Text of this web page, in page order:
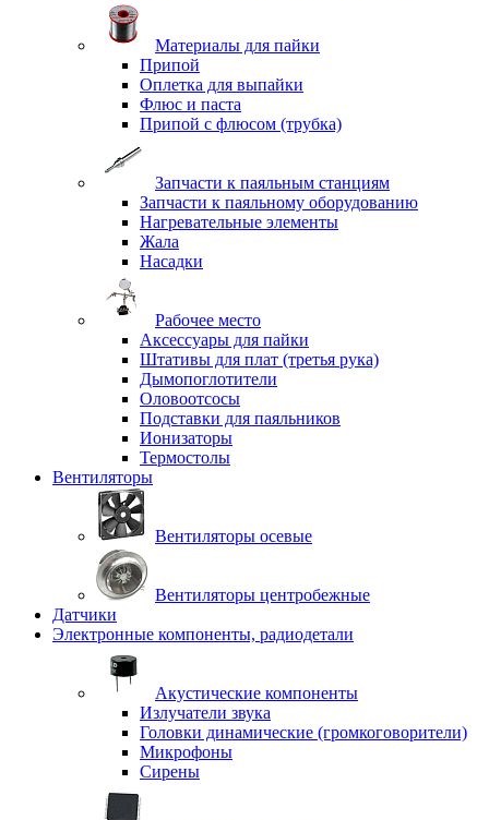
Материалы для пайки
Припой
Оплетка для выпайки
Флюс и паста
Припой с флюсом (трубка)
Запчасти к паяльным станциям
Запчасти к паяльному оборудованию
Нагревательные элементы
Жала
Насадки
Рабочее место
Аксессуары для пайки
Штативы для плат (третья рука)
Дымопоглотители
Оловоотсосы
Подставки для паяльников
Ионизаторы
Термостолы
Вентиляторы
Вентиляторы осевые
Вентиляторы центробежные
Датчики
Электронные компоненты, радиодетали
Акустические компоненты
Излучатели звука
Головки динамические (громкоговорители)
Микрофоны
Сирены